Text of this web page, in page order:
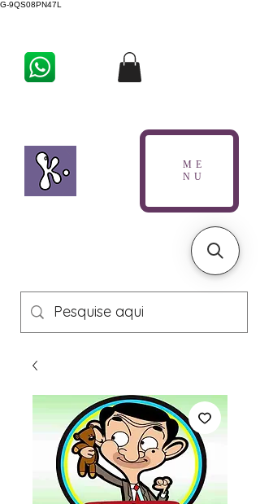
G-9QS08PN47L
ME
NU